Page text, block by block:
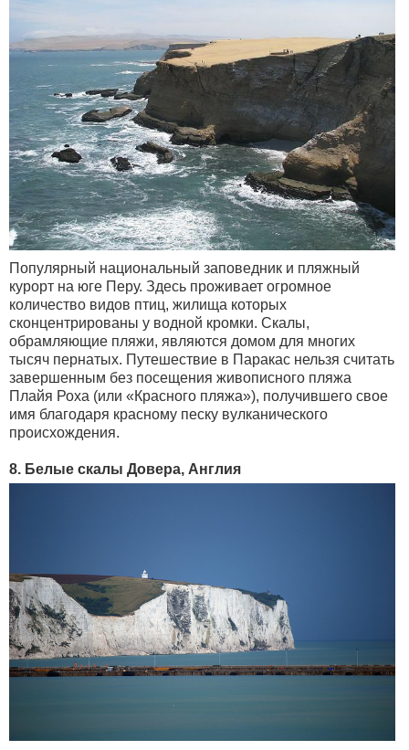
Популярный национальный заповедник и пляжный
курорт на юге Перу. Здесь проживает огромное
количество видов птиц, жилища которых
сконцентрированы у водной кромки. Скалы,
обрамляющие пляжи, являются домом для многих
тысяч пернатых. Путешествие в Паракас нельзя считать
завершенным без посещения живописного пляжа
Плайя Роха (или «Красного пляжа»), получившего свое
имя благодаря красному песку вулканического
происхождения.
8. Белые скалы Довера, Англия